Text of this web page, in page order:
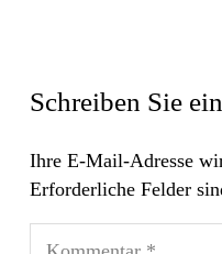
Schreiben Sie
Ihre E-Mail-Adresse
Erforderliche Felder